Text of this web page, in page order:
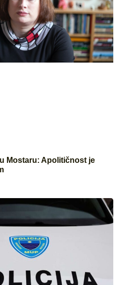
Mostaru: Apolitičnost je